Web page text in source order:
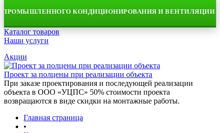
КОНДИЦИОНИРОВАНИЯ И ВЕНТИЛЯЦИИ
Каталог товаров
Наши услуги
Акции
Проект за полцены при реализации объекта
При заказе проектирования и последующей реализации
объекта в ООО «УЦПС» 50% стоимости проекта
возвращаются в виде скидки на монтажные работы.
Главная страница
•